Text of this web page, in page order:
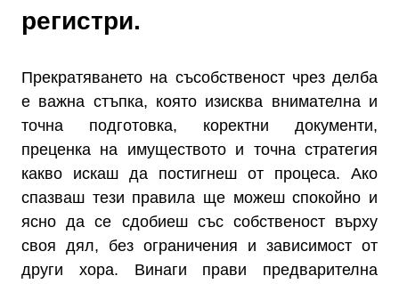
регистри.
Прекратяването на съсобственост чрез делба
е важна стъпка, която изисква внимателна и
точна подготовка, коректни документи,
преценка на имуществото и точна стратегия
какво искаш да постигнеш от процеса. Ако
спазваш тези правила ще можеш спокойно и
ясно да се сдобиеш със собственост върху
своя дял, без ограничения и зависимост от
други хора. Винаги прави предварителна